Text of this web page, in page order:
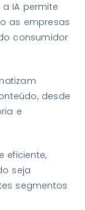
IA permite
as empresas
consumidor
desde
e
eficiente,
seja
segmentos